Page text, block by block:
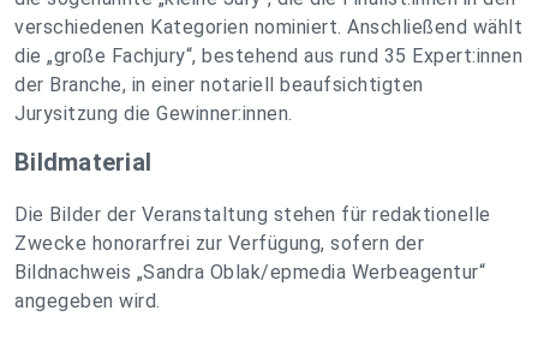
verschiedenen Kategorien nominiert. Anschließend wählt
die „große Fachjury“, bestehend aus rund 35 Expert:innen
der Branche, in einer notariell beaufsichtigten
Jurysitzung die Gewinner:innen.
Bildmaterial
Die Bilder der Veranstaltung stehen für redaktionelle
Zwecke honorarfrei zur Verfügung, sofern der
Bildnachweis „Sandra Oblak/epmedia Werbeagentur“
angegeben wird.